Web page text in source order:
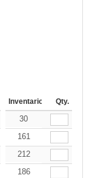
144-287 288 +
Inventario Qty.
20.05
30
20.05
161
20.05
212
20.05
186